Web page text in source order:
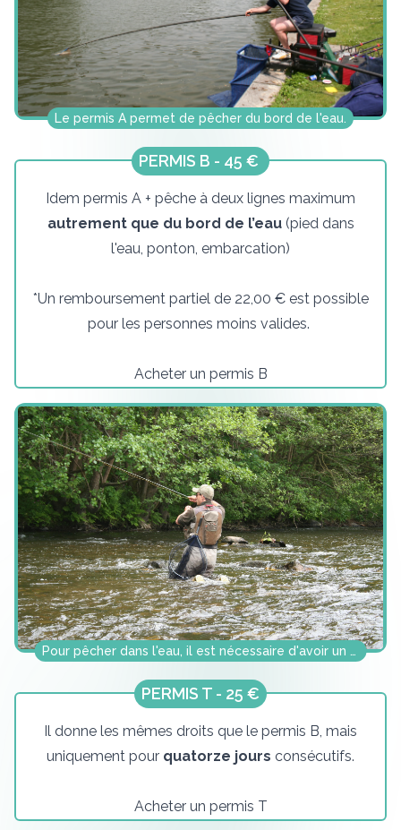
Le permis A permet de pêcher du bord de l'eau.
Idem permis A + pêche à deux lignes maximum
autrement que du bord de l’eau(pied dans
l'eau, ponton, embarcation)
*Un remboursement partiel de 22,00 € est possible
pour les personnes moins valides.
Acheter un permis B
PERMIS B - 45 €
Pour pêcher dans l'eau, il est nécessaire d'avoir un permis B.
Il donne les mêmes droits que le permis B, mais
uniquement pour quatorze jours consécutifs.
Acheter un permis T
PERMIS T - 25 €